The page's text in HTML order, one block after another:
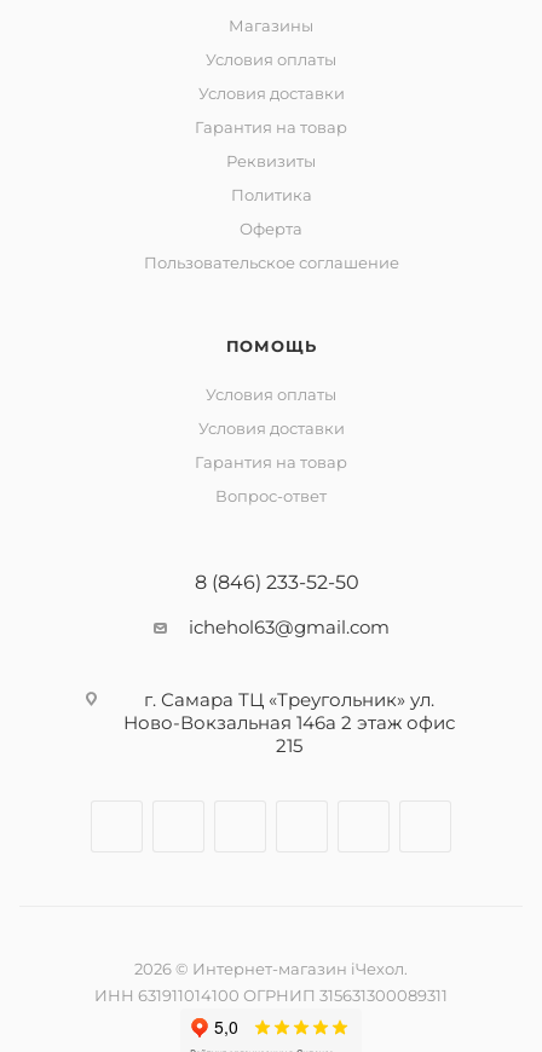
Магазины
Условия оплаты
Условия доставки
Гарантия на товар
Реквизиты
Политика
Оферта
Пользовательское соглашение
ПОМОЩЬ
Условия оплаты
Условия доставки
Гарантия на товар
Вопрос-ответ
8 (846) 233-52-50
ichehol63@gmail.com
г. Самара ТЦ «Треугольник» ул.
Ново-Вокзальная 146а 2 этаж офис
215
2026 © Интернет-магазин iЧехол.
ИНН 631911014100 ОГРНИП 315631300089311